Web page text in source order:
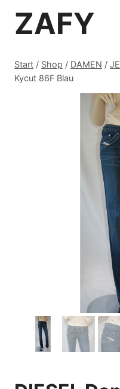
InhaltZAFY
Start / Shop / DAMEN /
Kycut 86F Blau